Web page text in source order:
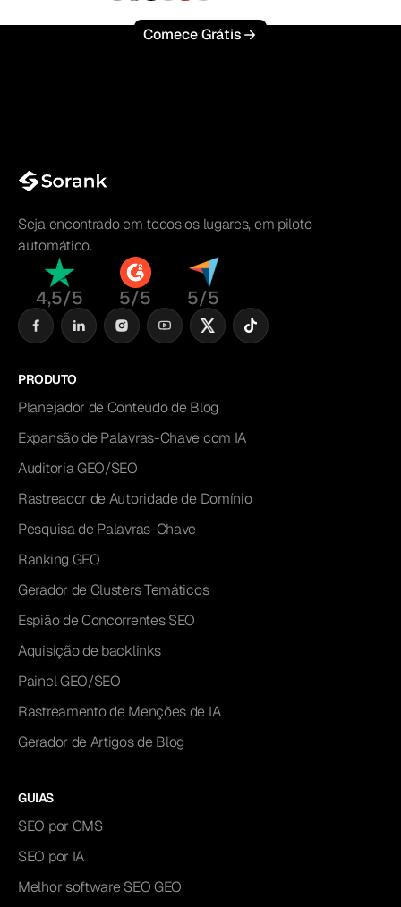
Comece Grátis
Seja encontrado em todos os lugares, em piloto
automático.
4,5/5 5/5 5/5
PRODUTO
Planejador de Conteúdo de Blog
Expansão de Palavras-Chave com IA
Auditoria GEO/SEO
Rastreador de Autoridade de Domínio
Pesquisa de Palavras-Chave
Ranking GEO
Gerador de Clusters Temáticos
Espião de Concorrentes SEO
Aquisição de backlinks
Painel GEO/SEO
Rastreamento de Menções de IA
Gerador de Artigos de Blog
GUIAS
SEO por CMS
SEO por IA
Melhor software SEO GEO